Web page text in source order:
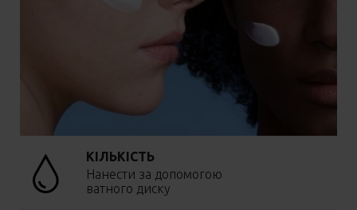
КІЛЬКІСТЬ
Нанести за допомогою
ватного диску